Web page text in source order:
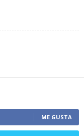
ME GUSTA